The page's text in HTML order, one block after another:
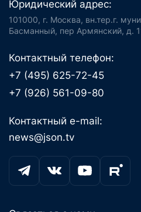
Юридический адрес:
101000, г. Москва, вн.тер.г.
Басманный, пер Армянский, д.
Контактный телефон:
+7 (495) 625-72-45
+7 (926) 561-09-80
Контактный e-mail:
news@json.tv